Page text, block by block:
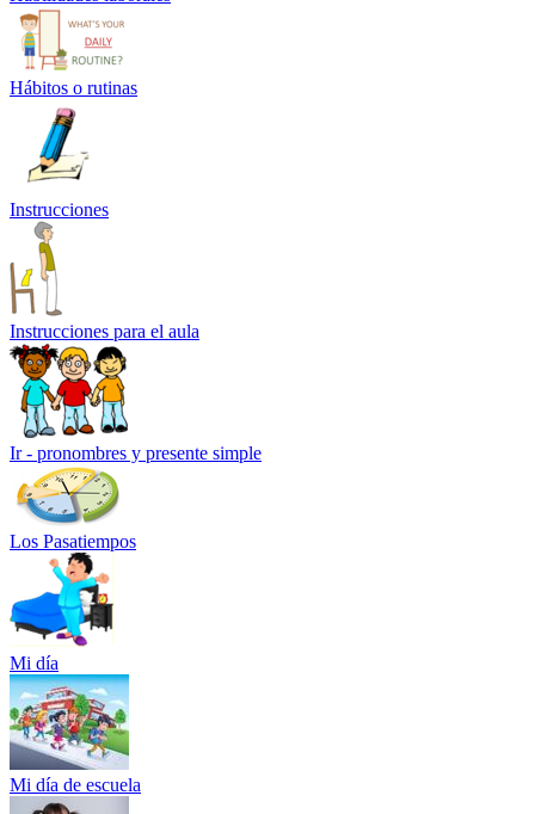
Hábitos o rutinas
Instrucciones
Instrucciones para el aula
Ir - pronombres y presente simple
Los Pasatiempos
Mi día
Mi día de escuela